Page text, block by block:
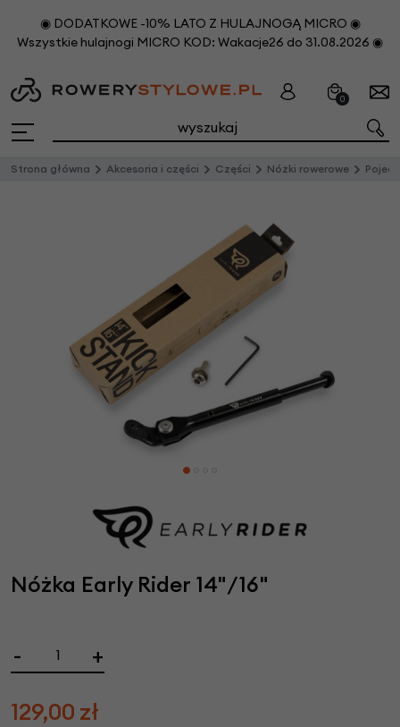
◉ DODATKOWE -10% LATO Z HULAJNOGĄ MICRO ◉
Wszystkie hulajnogi MICRO KOD: Wakacje26 do 31.08.2026 ◉
0
Strona główna Akcesoria i części Części Nóżki rowerowe
Nóżka Early Rider 14"/16"
- +
129,00 zł